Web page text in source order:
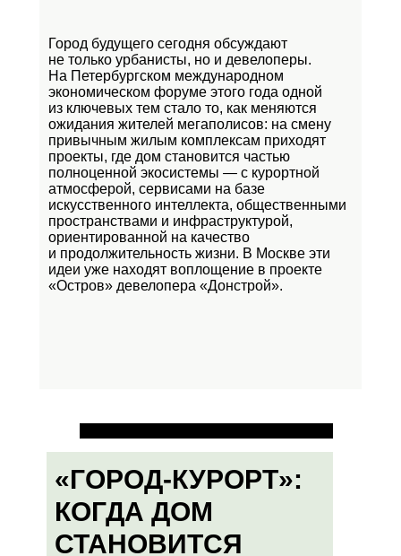
Город будущего сегодня обсуждают
не только урбанисты, но и девелоперы.
На Петербургском международном
экономическом форуме этого года одной
из ключевых тем стало то, как меняются
ожидания жителей мегаполисов: на смену
привычным жилым комплексам приходят
проекты, где дом становится частью
полноценной экосистемы — с курортной
атмосферой, сервисами на базе
искусственного интеллекта, общественными
пространствами и инфраструктурой,
ориентированной на качество
и продолжительность жизни. В Москве эти
идеи уже находят воплощение в проекте
«Остров» девелопера «Донстрой».
«ГОРОД-КУРОРТ»:
КОГДА ДОМ
СТАНОВИТСЯ